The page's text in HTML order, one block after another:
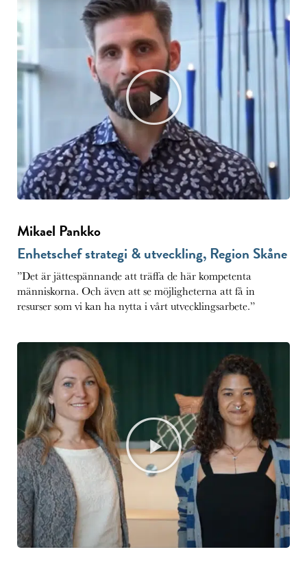
Mikael Pankko
Enhetschef strategi & utveckling, Region Skåne
”Det är jättespännande att träffa de här kompetenta
människorna. Och även att se möjligheterna att få in
resurser som vi kan ha nytta i vårt utvecklingsarbete.”